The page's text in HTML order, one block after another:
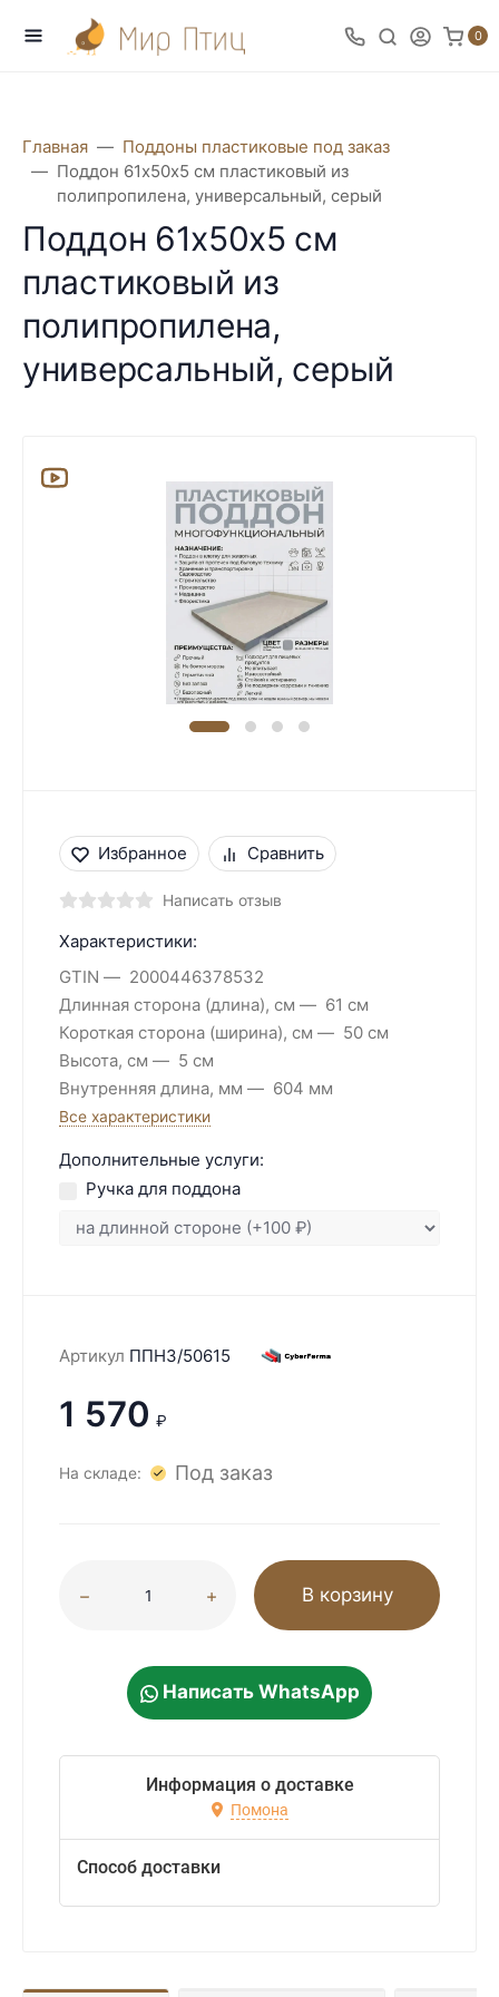
0
Главная
Поддоны пластиковые под заказ
Поддон 61х50х5 см пластиковый из
полипропилена, универсальный, серый
Поддон 61х50х5 см
пластиковый из
полипропилена,
универсальный, серый
Избранное Сравнить
Написать отзыв
Характеристики:
GTIN
2000446378532
Длинная сторона (длина), см
61 см
Короткая сторона (ширина), см
50 см
Высота, см
5 см
Внутренняя длина, мм
604 мм
Все характеристики
Дополнительные услуги:
Ручка для поддона
Артикул ППН3/50615
1 570 ₽
На складе: Под заказ
В корзину
Написать WhatsApp
Информация о доставке
Помона
Способ доставки